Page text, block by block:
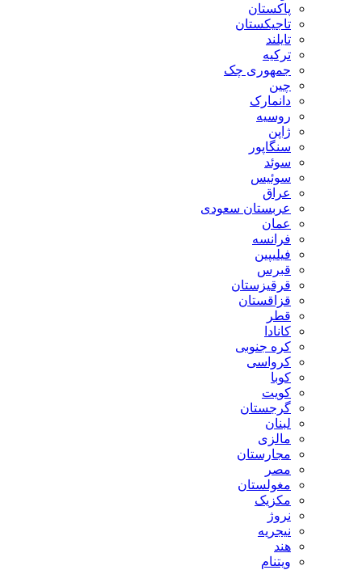
پاکستان
تاجیکستان
تایلند
ترکیه
جمهوری چک
چین
دانمارک
روسیه
ژاپن
سنگاپور
سوئد
سوئیس
عراق
عربستان سعودی
عمان
فرانسه
فیلیپین
قبرس
قرقیزستان
قزاقستان
قطر
کانادا
کره جنوبی
کرواسی
کوبا
کویت
گرجستان
لبنان
مالزی
مجارستان
مصر
مغولستان
مکزیک
نروژ
نیجریه
هند
ویتنام